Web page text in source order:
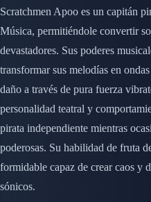
Scratchmen Apoo es un capitán
Música, permitiéndole convertir
devastadores. Sus poderes
transformar sus melodías en
daño a través de pura fuerza
personalidad teatral y
pirata independiente mientras
poderosas. Su habilidad de fruta
formidable capaz de crear caos y
sónicos.